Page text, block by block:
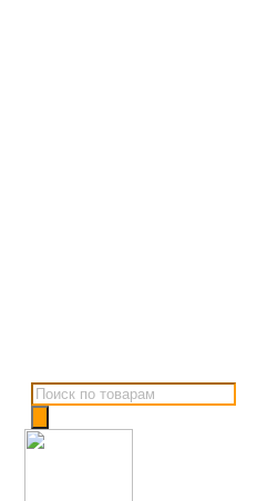
Поиск
товаров